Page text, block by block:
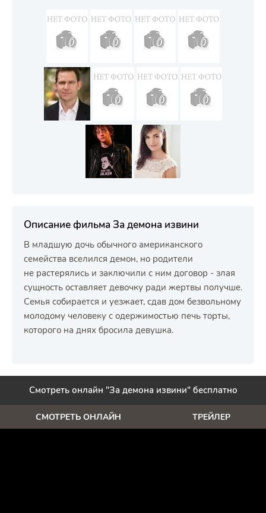
Описание фильма За демона извини
В младшую дочь обычного американского
семейства вселился демон, но родители
не растерялись и заключили с ним договор - злая
сущность оставляет девочку ради жертвы получше.
Семья собирается и уезжает, сдав дом безвольному
молодому человеку с одержимостью печь торты,
которого на днях бросила девушка.
Смотреть онлайн "За демона извини" бесплатно
СМОТРЕТЬ ОНЛАЙН ТРЕЙЛЕР